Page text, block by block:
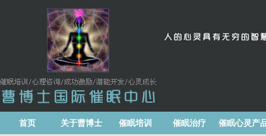
首页 关于曹博士 催眠培训 催眠治疗 催眠心灵产